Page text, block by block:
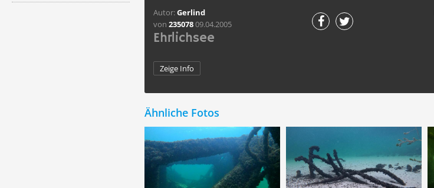
Autor:Gerlind
von 23507809.04.2005
Ehrlichsee
Zeige Info
Ähnliche Fotos